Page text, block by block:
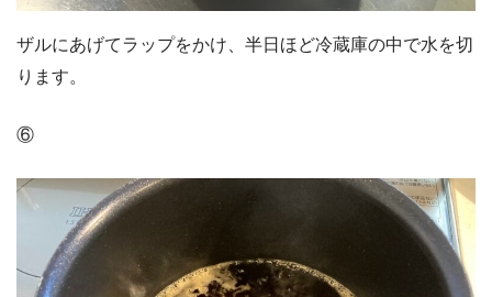
ザルにあげてラップをかけ、半日ほど冷蔵庫の中で水を切
ります。
⑥